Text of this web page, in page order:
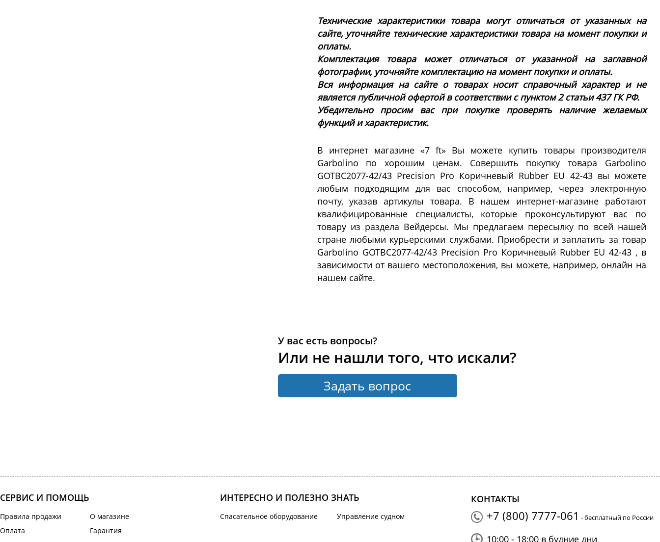
Технические характеристики товара могут отличаться от указанных на
сайте, уточняйте технические характеристики товара на момент покупки и
оплаты.
Комплектация товара может отличаться от указанной на заглавной
фотографии, уточняйте комплектацию на момент покупки и оплаты.
Вся информация на сайте о товарах носит справочный характер и не
является публичной офертой в соответствии с пунктом 2 статьи 437 ГК РФ.
Убедительно просим вас при покупке проверять наличие желаемых
функций и характеристик.
В интернет магазине «7 ft» Вы можете купить товары производителя
Garbolino по хорошим ценам. Совершить покупку товара Garbolino
GOTBC2077-42/43 Precision Pro Коричневый Rubber EU 42-43 вы можете
любым подходящим для вас способом, например, через электронную
почту, указав артикулы товара. В нашем интернет-магазине работают
квалифицированные специалисты, которые проконсультируют вас по
товару из раздела Вейдерсы. Мы предлагаем пересылку по всей нашей
стране любыми курьерскими службами. Приобрести и заплатить за товар
Garbolino GOTBC2077-42/43 Precision Pro Коричневый Rubber EU 42-43 , в
зависимости от вашего местоположения, вы можете, например, онлайн на
нашем сайте.
У вас есть вопросы?
Или не нашли того, что искали?
Задать вопрос
СЕРВИС И ПОМОЩЬ
Правила продажи
Оплата
О магазине
Гарантия
ИНТЕРЕСНО И ПОЛЕЗНО ЗНАТЬ
Спасательное оборудование Управление судном
КОНТАКТЫ
+7 (800) 7777-061 - бесплатный по России
10:00 - 18:00 в будние дни